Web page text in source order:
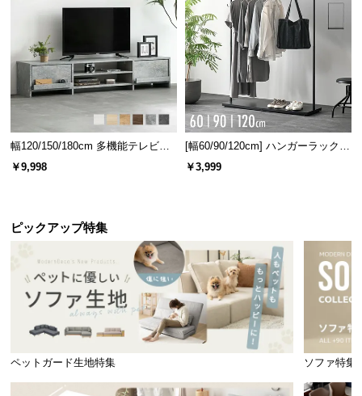
幅120/150/180cm 多機能テレビボ
ード 木目/石目調 オープン収納・
引き出し収納付き
￥9,998
[幅60/90/120cm] ハンガーラック
スチール 4段階高さ調節 サイドフ
ック オープンラック シンプル
￥3,999
ピックアップ特集
ペットガード生地特集 ソファ特集